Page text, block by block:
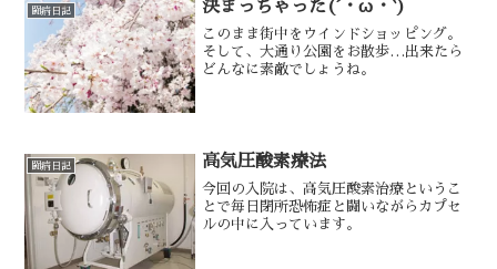
闘病日記 決まっちゃった(´・ω・`)
このまま街中をウインドショッピング。
そして、大通り公園をお散歩…出来たら
どんなに素敵でしょうね。
闘病日記 高気圧酸素療法
今回の入院は、高気圧酸素治療というこ
とで毎日閉所恐怖症と闘いながらカプセ
ルの中に入っています。